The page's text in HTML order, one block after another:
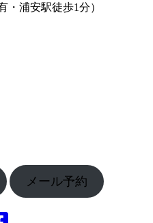
・浦安駅徒歩1分）
メール予約